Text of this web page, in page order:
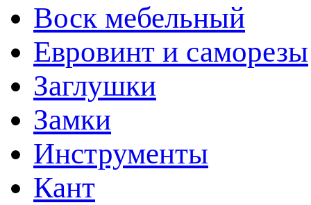
Воск мебельный
Евровинт и саморезы
Заглушки
Замки
Инструменты
Кант